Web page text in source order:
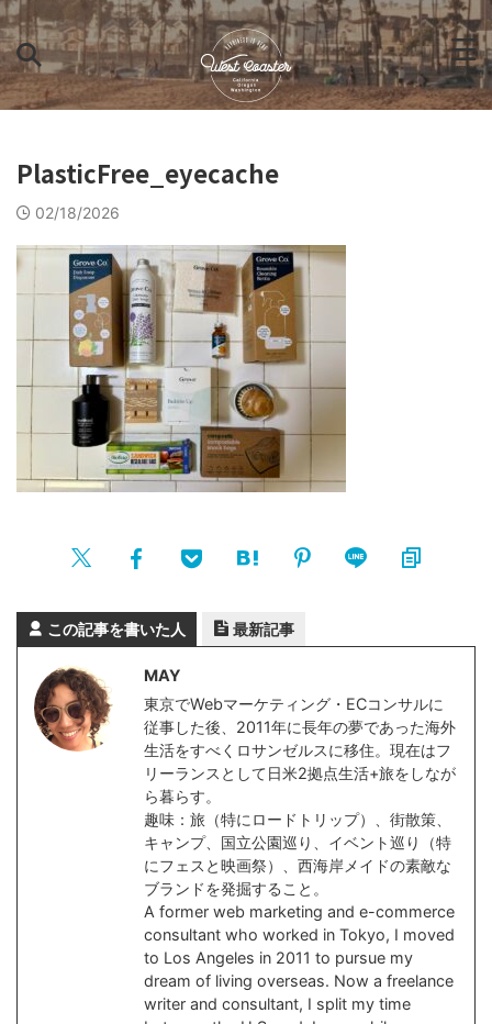
PlasticFree_eyecache
02/18/2026
この記事を書いた人 最新記事
MAY
東京でWebマーケティング・ECコンサルに
従事した後、2011年に長年の夢であった海外
生活をすべくロサンゼルスに移住。現在はフ
リーランスとして日米2拠点生活+旅をしなが
ら暮らす。
趣味：旅（特にロードトリップ）、街散策、
キャンプ、国立公園巡り、イベント巡り（特
にフェスと映画祭）、西海岸メイドの素敵な
ブランドを発掘すること。
A former web marketing and e-commerce
consultant who worked in Tokyo, I moved
to Los Angeles in 2011 to pursue my
dream of living overseas. Now a freelance
writer and consultant, I split my time